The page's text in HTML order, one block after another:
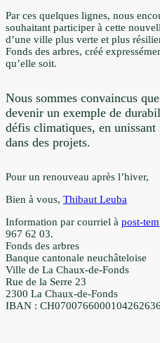
Par ces quelques lignes, nous
souhaitant participer à cette
d’une ville plus verte et plus
Fonds des arbres, créé
qu’elle soit.
Nous sommes convaincus
devenir un exemple de
défis climatiques, en
dans des projets.
Pour un renouveau après l’hiver,
Bien à vous, Thibaut Leuba
Information par courriel à post-
967 62 03.
Fonds des arbres
Banque cantonale neuchâteloise
Ville de La Chaux-de-Fonds
Rue de la Serre 23
2300 La Chaux-de-Fonds
IBAN : CH0700766000104262636